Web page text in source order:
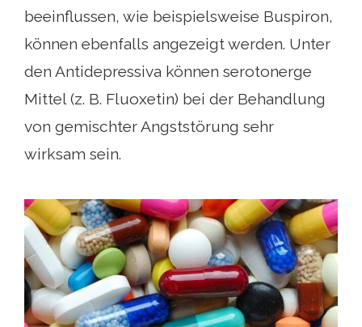
beeinflussen, wie beispielsweise Buspiron,
können ebenfalls angezeigt werden. Unter
den Antidepressiva können serotonerge
Mittel (z. B. Fluoxetin) bei der Behandlung
von gemischter Angststörung sehr
wirksam sein.